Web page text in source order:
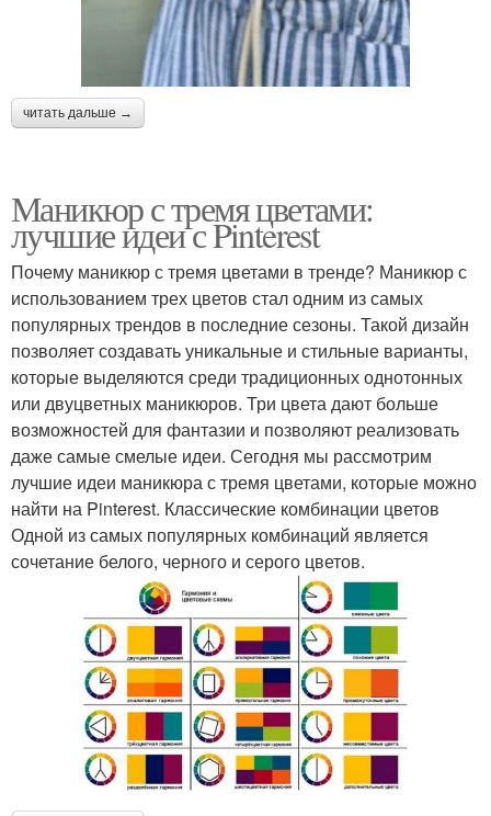
читать дальше →
Маникюр с тремя цветами:
лучшие идеи с Pinterest
Почему маникюр с тремя цветами в тренде? Маникюр с
использованием трех цветов стал одним из самых
популярных трендов в последние сезоны. Такой дизайн
позволяет создавать уникальные и стильные варианты,
которые выделяются среди традиционных однотонных
или двуцветных маникюров. Три цвета дают больше
возможностей для фантазии и позволяют реализовать
даже самые смелые идеи. Сегодня мы рассмотрим
лучшие идеи маникюра с тремя цветами, которые можно
найти на Pinterest. Классические комбинации цветов
Одной из самых популярных комбинаций является
сочетание белого, черного и серого цветов.